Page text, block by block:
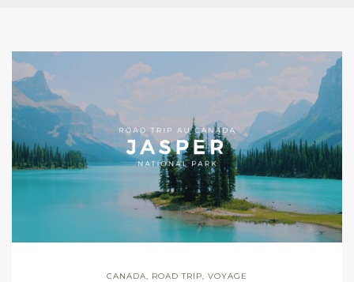
CANADA ROAD TRIP VOYAGE